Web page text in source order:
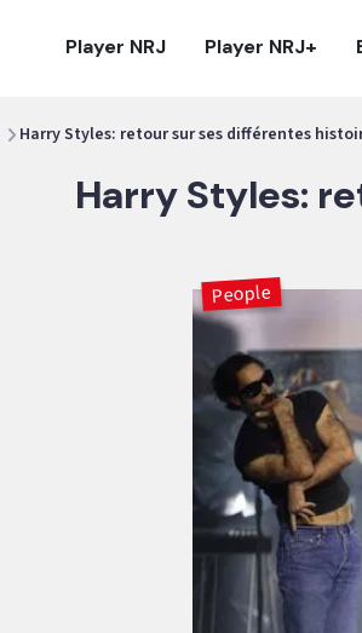
Player NRJ Player NRJ+
Harry Styles: retour sur ses différentes
Harry Styles:
People